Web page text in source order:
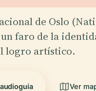
de Oslo
faro de la
logro artístico.
Ver